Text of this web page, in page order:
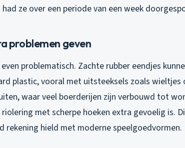
ze over een periode van een week
problemen geven
problematisch. Zachte rubber eendjes
plastic, vooral met uitsteeksels zoals
waar veel boerderijen zijn verbouwd tot
met scherpe hoeken extra gevoelig is.
rekening hield met moderne speelgoedvormen.